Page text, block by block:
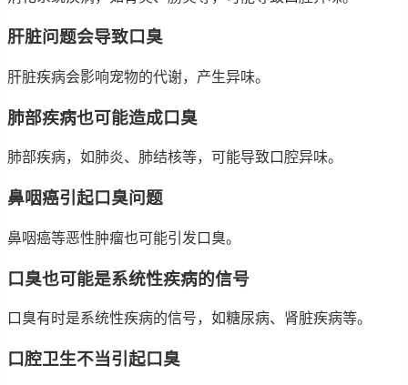
肝脏问题会导致口臭
肝脏疾病会影响宠物的代谢，产生异味。
肺部疾病也可能造成口臭
肺部疾病，如肺炎、肺结核等，可能导致口腔异味。
鼻咽癌引起口臭问题
鼻咽癌等恶性肿瘤也可能引发口臭。
口臭也可能是系统性疾病的信号
口臭有时是系统性疾病的信号，如糖尿病、肾脏疾病等。
口腔卫生不当引起口臭